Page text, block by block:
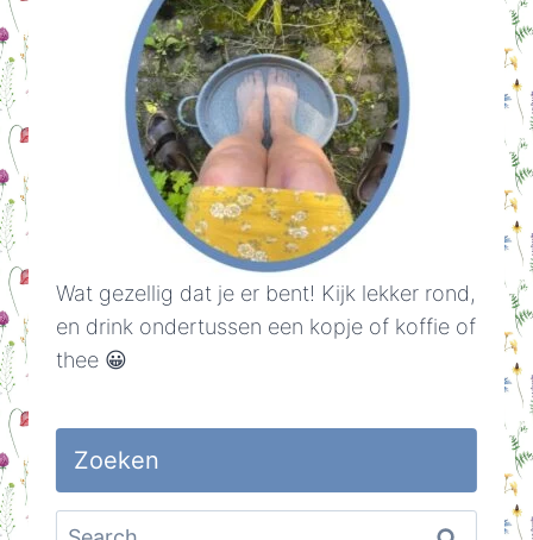
Wat gezellig dat je er bent! Kijk lekker rond,
en drink ondertussen een kopje of koffie of
thee 😀
Zoeken
Search